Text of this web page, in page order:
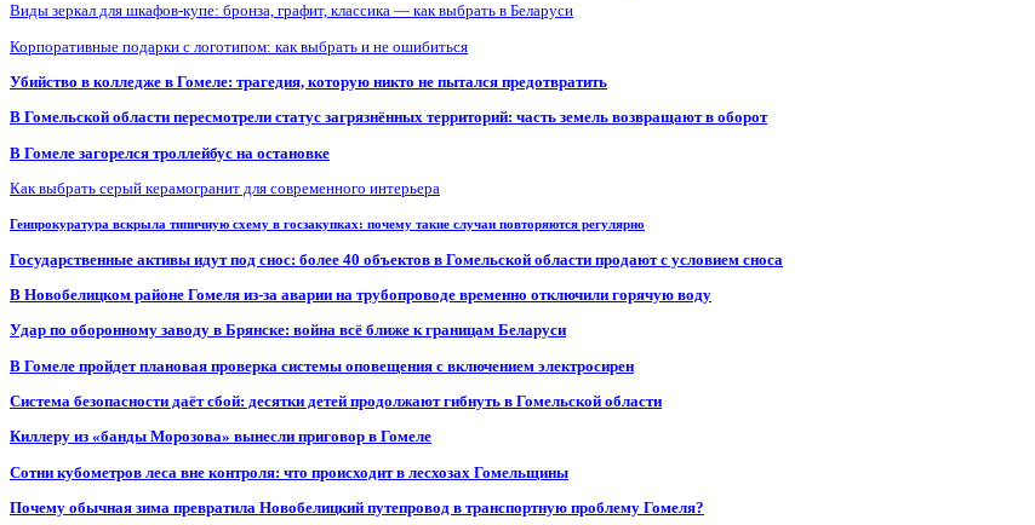
Виды зеркал для шкафов-купе: бронза, графит, классика — как выбрать в Беларуси
Корпоративные подарки с логотипом: как выбрать и не ошибиться
Убийство в колледже в Гомеле: трагедия, которую никто не пытался предотвратить
В Гомельской области пересмотрели статус загрязнённых территорий: часть земель возвращают в оборот
В Гомеле загорелся троллейбус на остановке
Как выбрать серый керамогранит для современного интерьера
Генпрокуратура вскрыла типичную схему в госзакупках: почему такие случаи повторяются регулярно
Государственные активы идут под снос: более 40 объектов в Гомельской области продают с условием сноса
В Новобелицком районе Гомеля из-за аварии на трубопроводе временно отключили горячую воду
Удар по оборонному заводу в Брянске: война всё ближе к границам Беларуси
В Гомеле пройдет плановая проверка системы оповещения с включением электросирен
Система безопасности даёт сбой: десятки детей продолжают гибнуть в Гомельской области
Киллеру из «банды Морозова» вынесли приговор в Гомеле
Сотни кубометров леса вне контроля: что происходит в лесхозах Гомельщины
Почему обычная зима превратила Новобелицкий путепровод в транспортную проблему Гомеля?